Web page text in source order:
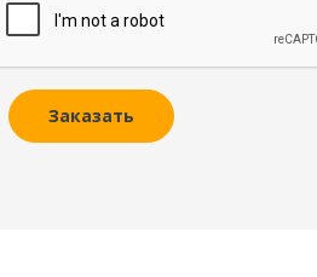
Заказать